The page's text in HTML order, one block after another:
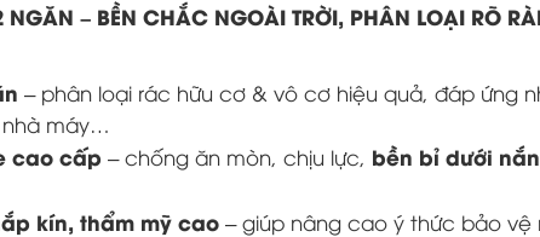
NGĂN – BỀN CHẮC NGOÀI TRỜI, PHÂN LOẠI RÕ
– phân loại rác hữu cơ & vô cơ hiệu quả, đáp ứng
máy…
cao cấp – chống ăn mòn, chịu lực, bền bỉ dưới
kín, thẩm mỹ cao – giúp nâng cao ý thức bảo